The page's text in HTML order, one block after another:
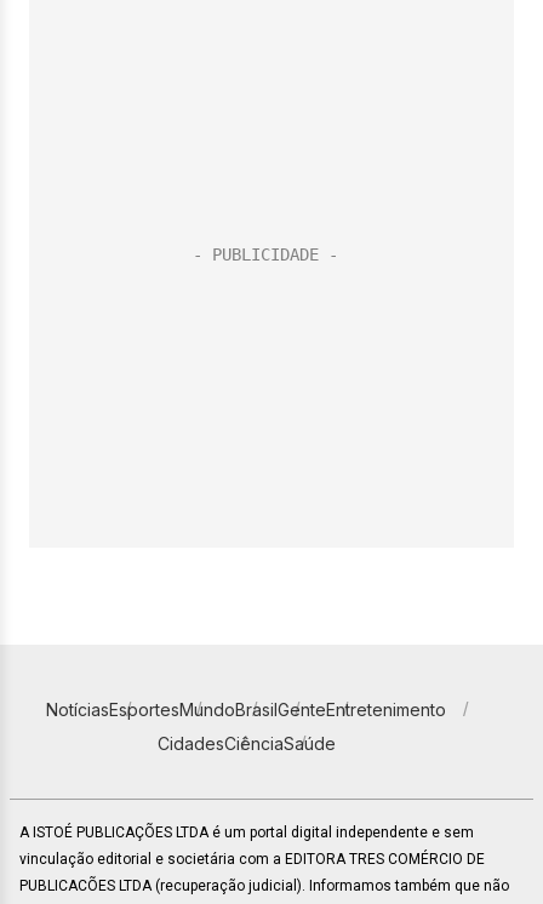
NotíciasEsportesMundoBrasilGenteEntretenimento
CidadesCiênciaSaúde
A ISTOÉ PUBLICAÇÕES LTDA é um portal digital independente e sem
vinculação editorial e societária com a EDITORA TRES COMÉRCIO DE
PUBLICACÕES LTDA (recuperação judicial). Informamos também que não